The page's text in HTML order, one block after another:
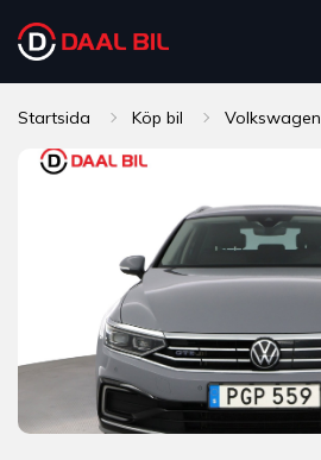
Startsida Köp bil Volkswagen